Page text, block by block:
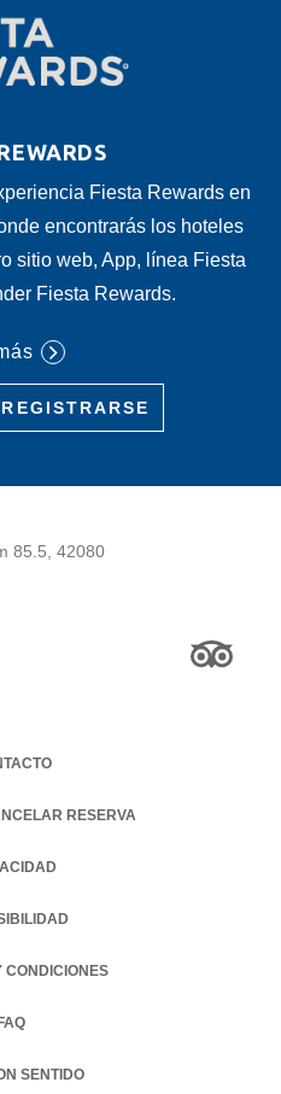
Fiesta Rewards en
encontrarás los hoteles
sitio web, App, línea Fiesta
Fiesta Rewards.
85.5, 42080
RESERVA
IN A NEW TAB.
CONDICIONES
SENTIDO